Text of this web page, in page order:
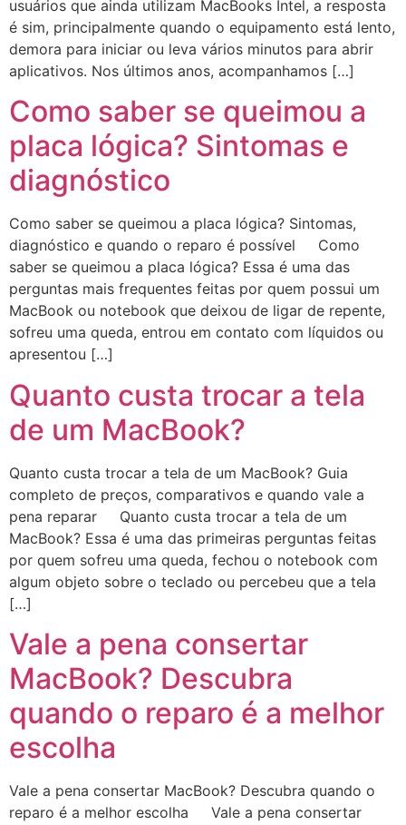
usuários que ainda utilizam MacBooks Intel, a resposta
é sim, principalmente quando o equipamento está lento,
demora para iniciar ou leva vários minutos para abrir
aplicativos. Nos últimos anos, acompanhamos […]
Como saber se queimou a
placa lógica? Sintomas e
diagnóstico
Como saber se queimou a placa lógica? Sintomas,
diagnóstico e quando o reparo é possível Como
saber se queimou a placa lógica? Essa é uma das
perguntas mais frequentes feitas por quem possui um
MacBook ou notebook que deixou de ligar de repente,
sofreu uma queda, entrou em contato com líquidos ou
apresentou […]
Quanto custa trocar a tela
de um MacBook?
Quanto custa trocar a tela de um MacBook? Guia
completo de preços, comparativos e quando vale a
pena reparar Quanto custa trocar a tela de um
MacBook? Essa é uma das primeiras perguntas feitas
por quem sofreu uma queda, fechou o notebook com
algum objeto sobre o teclado ou percebeu que a tela
[…]
Vale a pena consertar
MacBook? Descubra
quando o reparo é a melhor
escolha
Vale a pena consertar MacBook? Descubra quando o
reparo é a melhor escolha Vale a pena consertar